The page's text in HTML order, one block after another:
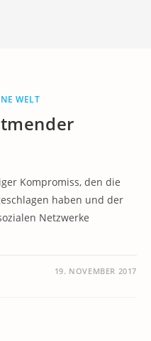
WELT
Kompromiss, den die
haben und der
Netzwerke
19. NOVEMBER 2017